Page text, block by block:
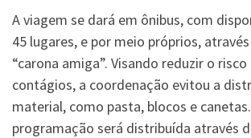
A viagem se dará em ônibus, com
45 lugares, e por meio próprios,
“carona amiga”. Visando reduzir o
contágios, a coordenação evitou a
material, como pasta, blocos e
programação será distribuída através